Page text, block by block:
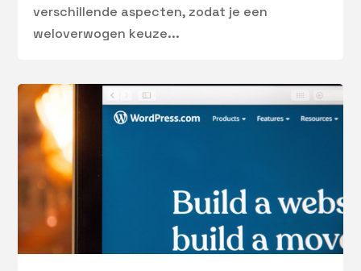
verschillende aspecten, zodat je een
weloverwogen keuze...